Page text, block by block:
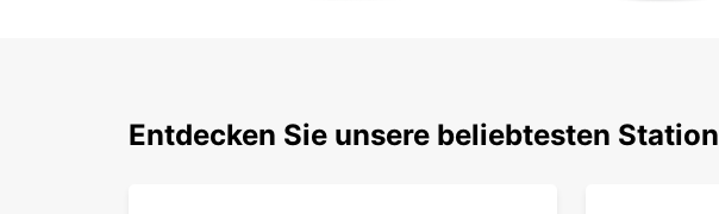
Entdecken Sie unsere beliebtesten